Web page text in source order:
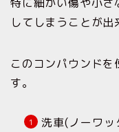
してしまうことが出
このコンパウンド
す。
洗車(ノーワ